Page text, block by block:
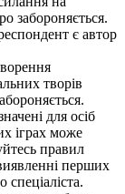
забороняється.
є автор
творів
для осіб
іграх може
правил
перших
спеціаліста.